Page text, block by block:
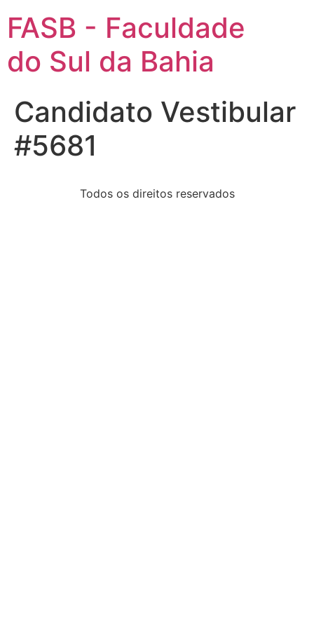
FASB - Faculdade
do Sul da Bahia
Candidato Vestibular
#5681
Todos os direitos reservados